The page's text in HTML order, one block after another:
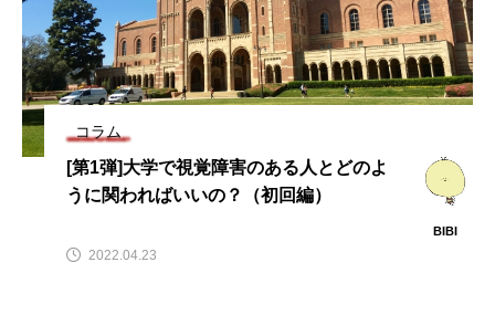
コラム
[第1弾]大学で視覚障害のある人とどのよ
うに関わればいいの？（初回編）
BIBI
2022.04.23